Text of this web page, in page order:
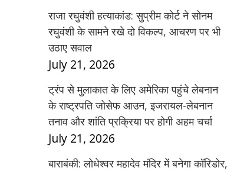
राजा रघुवंशी हत्याकांड: सुप्रीम कोर्ट ने सोनम
रघुवंशी के सामने रखे दो विकल्प, आचरण पर भी
उठाए सवाल
July 21, 2026
ट्रंप से मुलाकात के लिए अमेरिका पहुंचे लेबनान
के राष्ट्रपति जोसेफ आउन, इजरायल-लेबनान
तनाव और शांति प्रक्रिया पर होगी अहम चर्चा
July 21, 2026
बाराबंकी: लोधेश्वर महादेव मंदिर में बनेगा कॉरिडोर,